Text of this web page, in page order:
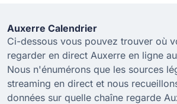
Auxerre Calendrier
Ci-dessous vous pouvez trouver où
regarder en direct Auxerre en ligne
Nous n'énumérons que les sources
streaming en direct et nous
données sur quelle chaîne regarde